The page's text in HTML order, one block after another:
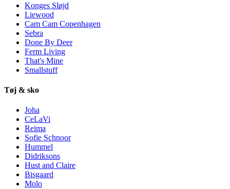
Konges Sløjd
Liewood
Cam Cam Copenhagen
Sebra
Done By Deer
Ferm Living
That's Mine
Smallstuff
Tøj & sko
Joha
CeLaVi
Reima
Sofie Schnoor
Hummel
Didriksons
Hust and Claire
Bisgaard
Molo